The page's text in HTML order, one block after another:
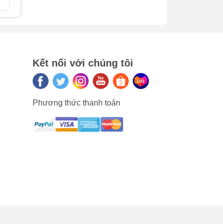
Kết nối với chúng tôi
Phương thức thanh toán